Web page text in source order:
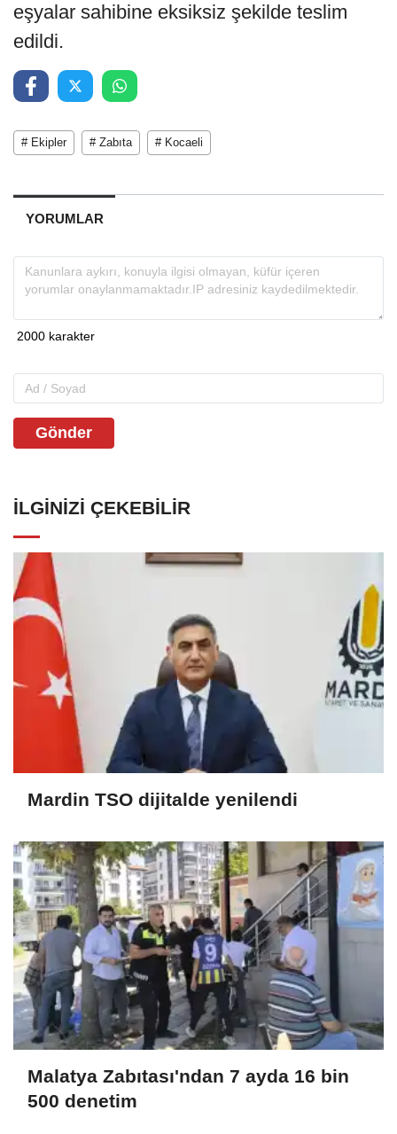
eşyalar sahibine eksiksiz şekilde teslim
edildi.
# Ekipler # Zabıta # Kocaeli
YORUMLAR
Gönder
İLGINIZI ÇEKEBILIR
Mardin TSO dijitalde yenilendi
Malatya Zabıtası'ndan 7 ayda 16 bin
500 denetim